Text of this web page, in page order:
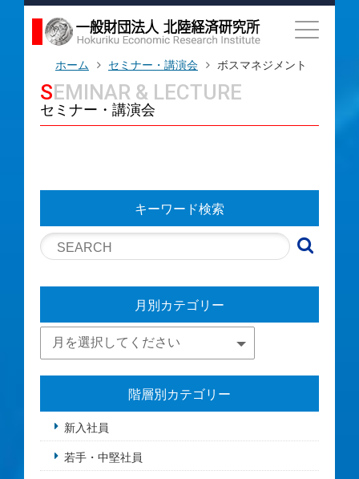
ホーム セミナー・講演会 ボスマネジメント
SEMINAR & LECTURE
セミナー・講演会
キーワード検索
月別カテゴリー
階層別カテゴリー
新入社員
若手・中堅社員